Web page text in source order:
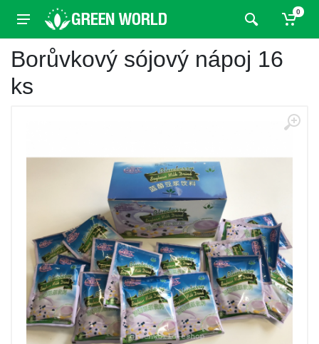
0
Borůvkový sójový nápoj 16
ks